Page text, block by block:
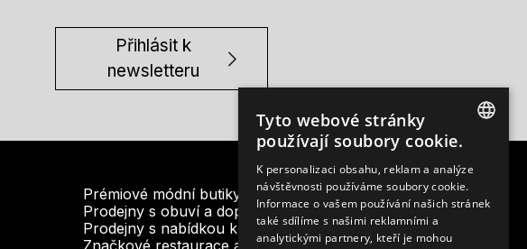
Přihlásit k
newsletteru
Prémiové módní butiky
Prodejny s obuví a doplňky
Prodejny s nabídkou krásy a designu
Značkové restaurace a bistra
ENGLISH
Tyto webové stránky
používají soubory cookie.
K personalizaci obsahu, reklam a analýze
návštěvnosti používáme soubory cookie.
Informace o vašem používání našich stránek
také sdílíme s našimi reklamními a
analytickými partnery, kteří je mohou